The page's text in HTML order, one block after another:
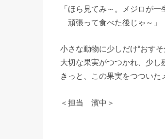
「ほら見てみ～。メジロが一
頑張って食べた後じゃ～」
小さな動物に少しだけ“おすそ
大切な果実がつつかれ、少し
きっと、この果実をつついた
＜担当 濱中＞